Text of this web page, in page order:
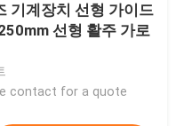
기계장치 선형 가이드
선형 활주 가로
contact for a quote